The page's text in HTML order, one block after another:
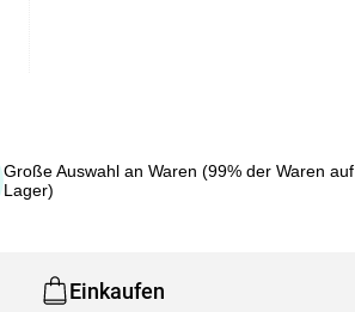
Große Auswahl an Waren (99% der Waren auf
Lager)
Einkaufen